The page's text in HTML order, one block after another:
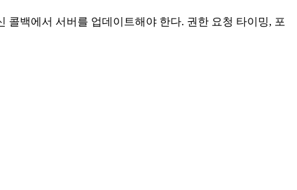
콜백에서 서버를 업데이트해야 한다. 권한 요청 타이밍, 포